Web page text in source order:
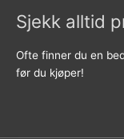
Sjekk alltid
Ofte finner du en
før du kjøper!